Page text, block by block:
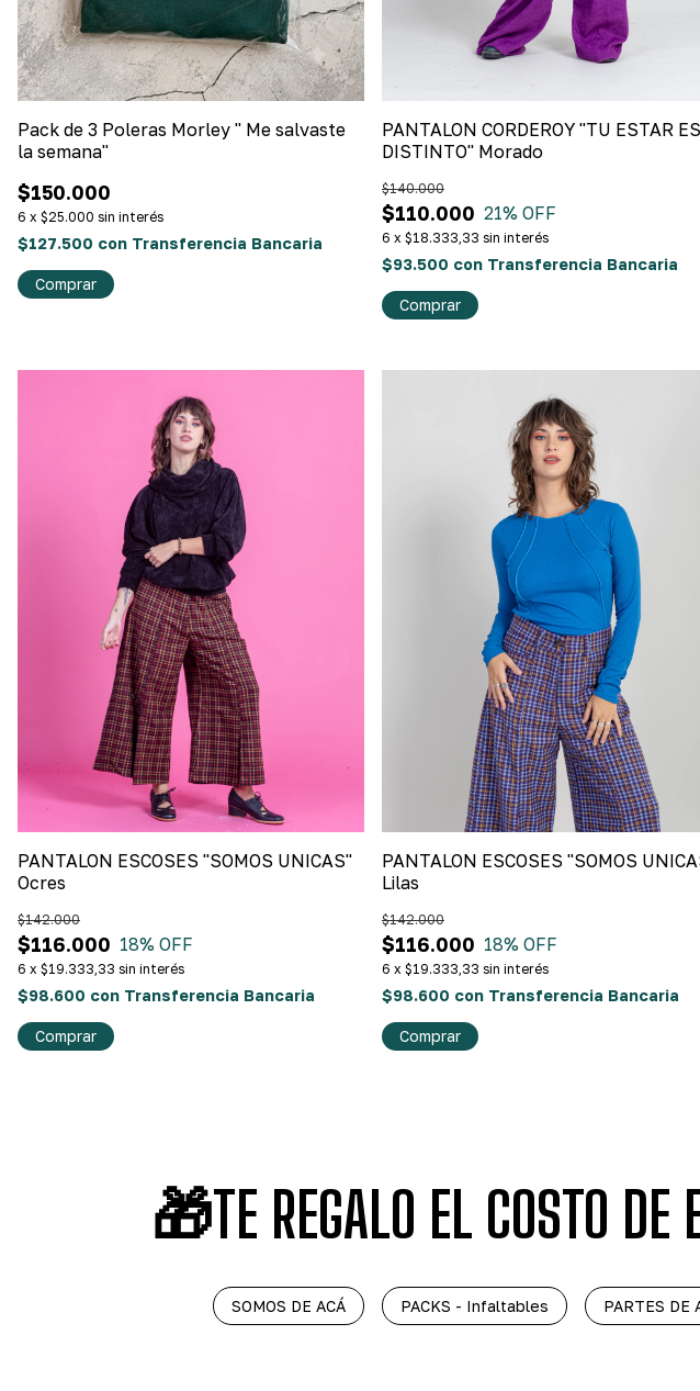
Pack de 3 Poleras Morley " Me salvaste
la semana"
$150.000
6 x $25.000 sin interés
$127.500 con Transferencia Bancaria
Comprar
PANTALON CORDEROY "TU ESTAR ES
DISTINTO" Morado
$110.000
$140.000
21% OFF
6 x $18.333,33 sin interés
$93.500 con Transferencia Bancaria
Comprar
PANTALON ESCOSES "SOMOS UNICAS"
Ocres
$116.000
$142.000
18% OFF
6 x $19.333,33 sin interés
$98.600 con Transferencia Bancaria
Comprar
PANTALON ESCOSES "SOMOS
Lilas
$116.000
$142.000
18% OFF
6 x $19.333,33 sin interés
$98.600 con Transferencia Bancaria
Comprar
🎁TE REGALO EL COSTO
SOMOS DE ACÁ PACKS - Infaltables PARTES DE